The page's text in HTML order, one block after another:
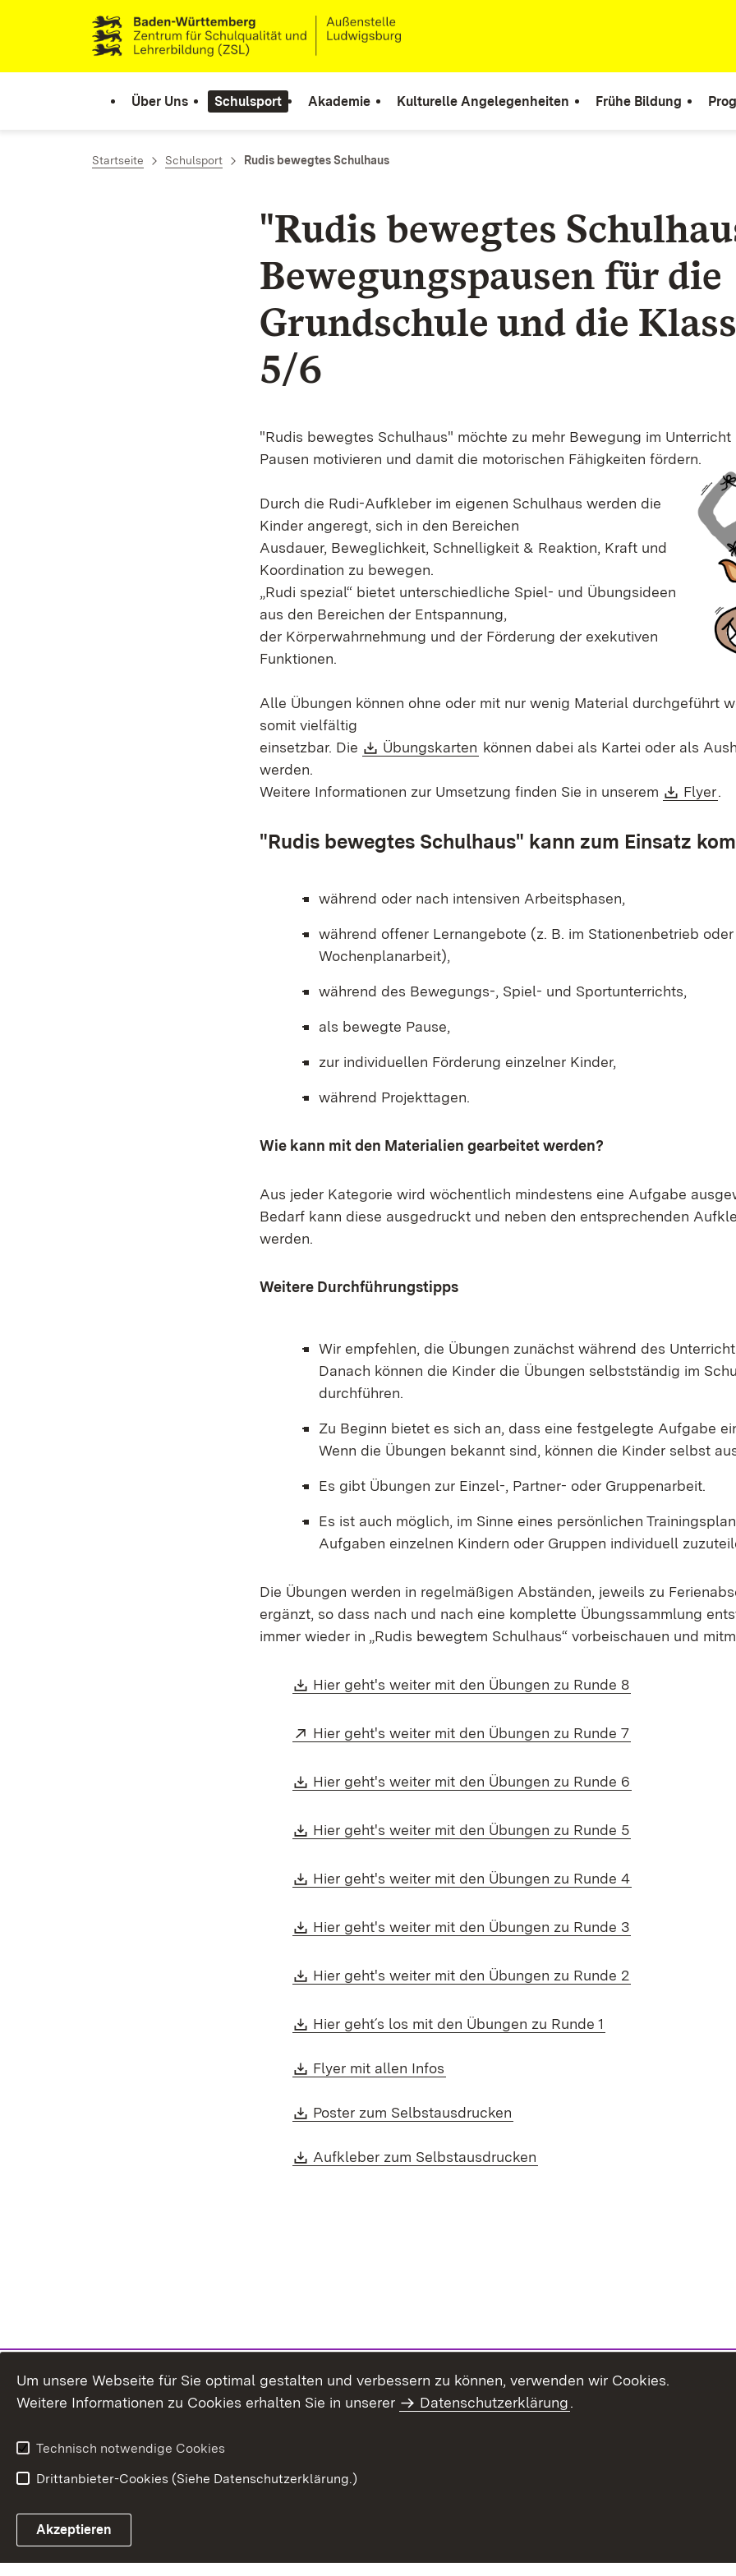
Zum Inhalt springen
Link zur Startseite
Über Uns Schulsport Akademie Kulturelle Angelegenheiten Frühe Bildung
Startseite Schulsport Rudis bewegtes Schulhaus
"Rudis bewegtes
Bewegungspausen für die
Grundschule und die
5/6
"Rudis bewegtes Schulhaus" möchte zu mehr Bewegung im Unterricht
Pausen motivieren und damit die motorischen Fähigkeiten fördern.
Durch die Rudi-Aufkleber im eigenen Schulhaus werden die
Kinder angeregt, sich in den Bereichen
Ausdauer, Beweglichkeit, Schnelligkeit & Reaktion, Kraft und
Koordination zu bewegen.
„Rudi spezial“ bietet unterschiedliche Spiel- und Übungsideen
aus den Bereichen der Entspannung,
der Körperwahrnehmung und der Förderung der exekutiven
Funktionen.
Alle Übungen können ohne oder mit nur wenig Material durchgeführt
somit vielfältig
einsetzbar. Die
Download:
Übungskarten (Öffnet in neuem Fenster)
können dabei als Kartei oder als
werden.
Weitere Informationen zur Umsetzung finden Sie in unserem
Flyer.
"Rudis bewegtes Schulhaus" kann zum Einsatz
während oder nach intensiven Arbeitsphasen,
während offener Lernangebote (z. B. im Stationenbetrieb
Wochenplanarbeit),
während des Bewegungs-, Spiel- und Sportunterrichts,
als bewegte Pause,
zur individuellen Förderung einzelner Kinder,
während Projekttagen.
Wie kann mit den Materialien gearbeitet werden?
Aus jeder Kategorie wird wöchentlich mindestens eine Aufgabe
Bedarf kann diese ausgedruckt und neben den entsprechenden
werden.
Weitere Durchführungstipps
Wir empfehlen, die Übungen zunächst während des
Danach können die Kinder die Übungen selbstständig im
durchführen.
Zu Beginn bietet es sich an, dass eine festgelegte Aufgabe
Wenn die Übungen bekannt sind, können die Kinder selbst
Es gibt Übungen zur Einzel-, Partner- oder Gruppenarbeit.
Es ist auch möglich, im Sinne eines persönlichen
Aufgaben einzelnen Kindern oder Gruppen individuell
Die Übungen werden in regelmäßigen Abständen, jeweils zu
ergänzt, so dass nach und nach eine komplette Übungssammlung
immer wieder in „Rudis bewegtem Schulhaus“ vorbeischauen und
Download:
Hier geht's weiter mit den Übungen zu Runde 8
Extern:
Hier geht's weiter mit den Übungen zu Runde 7
Download:
Hier geht's weiter mit den Übungen zu Runde 6
Download:
Hier geht's weiter mit den Übungen zu Runde 5
Download:
Hier geht's weiter mit den Übungen zu Runde 4
Download:
Hier geht's weiter mit den Übungen zu Runde 3
Download:
Hier geht's weiter mit den Übungen zu Runde 2
Download:
Hier geht´s los mit den Übungen zu Runde 1
Download:
Flyer mit allen Infos
Download:
Poster zum Selbstausdrucken
Download:
Aufkleber zum Selbstausdrucken
Um unsere Webseite für Sie optimal gestalten und verbessern zu können, verwenden wir Cookies.
Weitere Informationen zu Cookies erhalten Sie in unserer
Datenschutzerklärung.
Technisch notwendige Cookies
Drittanbieter-Cookies (Siehe Datenschutzerklärung.)
Akzeptieren